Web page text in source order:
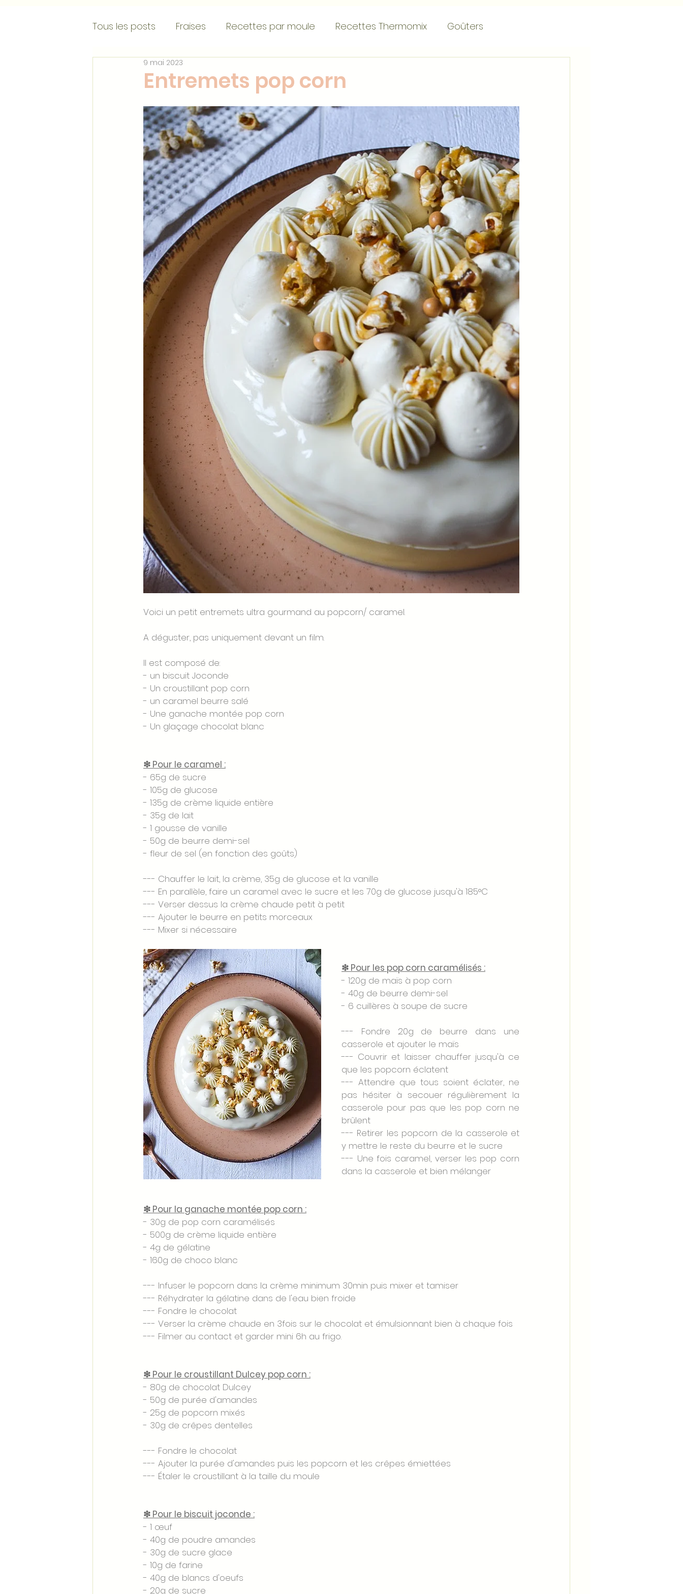
Tous les posts Fraises Recettes par moule Recettes Thermomix Goûters
Crèmes glacées
Crèmes/mousses... Recettes de base Recettes par ingrédients
Galettes des rois Recettes de Noël St Valentin Pâques
Entremets pop corn
9 mai 2023
Voici un petit entremets ultra gourmand au popcorn/ caramel.
A déguster, pas uniquement devant un film.
Il est composé de:
- un biscuit Joconde
- Un croustillant pop corn
- un caramel beurre salé
- Une ganache montée pop corn
- Un glaçage chocolat blanc
❇ Pour le caramel :
- 65g de sucre
- 105g de glucose
- 135g de crème liquide entière
- 35g de lait
- 1 gousse de vanille
- 50g de beurre demi-sel
- fleur de sel (en fonction des goûts)
--- Chauffer le lait, la crème, 35g de glucose et la vanille
--- En parallèle, faire un caramel avec le sucre et les 70g de glucose jusqu'à 185°C
--- Verser dessus la crème chaude petit à petit
--- Ajouter le beurre en petits morceaux
--- Mixer si nécessaire
❇ Pour les pop corn caramélisés :
- 120g de maïs à pop corn
- 40g de beurre demi-sel
- 6 cuillères à soupe de sucre
--- Fondre 20g de beurre dans une
casserole et ajouter le maïs
--- Couvrir et laisser chauffer jusqu'à ce
que les popcorn éclatent
--- Attendre que tous soient éclater, ne
pas hésiter à secouer régulièrement la
casserole pour pas que les pop corn ne
brûlent
--- Retirer les popcorn de la casserole et
y mettre le reste du beurre et le sucre
--- Une fois caramel, verser les pop corn
dans la casserole et bien mélanger
❇ Pour la ganache montée pop corn :
- 30g de pop corn caramélisés
- 500g de crème liquide entière
- 4g de gélatine
- 160g de choco blanc
--- Infuser le popcorn dans la crème minimum 30min puis mixer et tamiser
--- Réhydrater la gélatine dans de l'eau bien froide
--- Fondre le chocolat
--- Verser la crème chaude en 3fois sur le chocolat et émulsionnant bien à chaque fois
--- Filmer au contact et garder mini 6h au frigo.
❇ Pour le croustillant Dulcey pop corn :
- 80g de chocolat Dulcey
- 50g de purée d'amandes
- 25g de popcorn mixés
- 30g de crêpes dentelles
--- Fondre le chocolat
--- Ajouter la purée d'amandes puis les popcorn et les crêpes émiettées
--- Étaler le croustillant à la taille du moule
❇ Pour le biscuit joconde :
- 1 œuf
- 40g de poudre amandes
- 30g de sucre glace
- 10g de farine
- 40g de blancs d'oeufs
- 20g de sucre